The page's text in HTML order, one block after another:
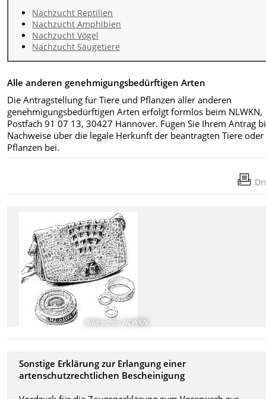
Nachzucht Reptilien
Nachzucht Amphibien
Nachzucht Vögel
Nachzucht Säugetiere
Alle anderen genehmigungsbedürftigen Arten
Die Antragstellung für Tiere und Pflanzen aller anderen
genehmigungsbedürftigen Arten erfolgt formlos beim NLWKN,
Postfach 91 07 13, 30427 Hannover. Fügen Sie Ihrem Antrag
Nachweise über die legale Herkunft der beantragten Tiere oder
Pflanzen bei.
Bildrechte: NLWKN
Sonstige Erklärung zur Erlangung einer
artenschutzrechtlichen Bescheinigung